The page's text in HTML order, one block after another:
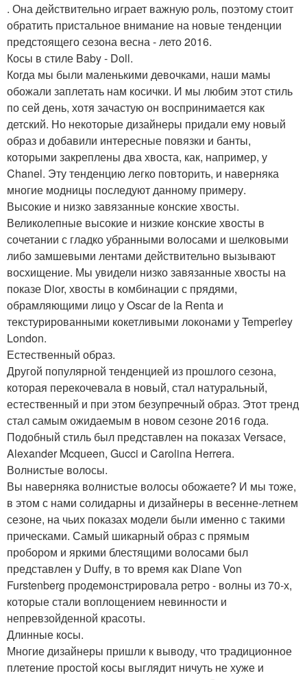
. Она действительно играет важную роль, поэтому стоит
обратить пристальное внимание на новые тенденции
предстоящего сезона весна - лето 2016.
Косы в стиле Baby - Doll.
Когда мы были маленькими девочками, наши мамы
обожали заплетать нам косички. И мы любим этот стиль
по сей день, хотя зачастую он воспринимается как
детский. Но некоторые дизайнеры придали ему новый
образ и добавили интересные повязки и банты,
которыми закреплены два хвоста, как, например, у
Chanel. Эту тенденцию легко повторить, и наверняка
многие модницы последуют данному примеру.
Высокие и низко завязанные конские хвосты.
Великолепные высокие и низкие конские хвосты в
сочетании с гладко убранными волосами и шелковыми
либо замшевыми лентами действительно вызывают
восхищение. Мы увидели низко завязанные хвосты на
показе Dior, хвосты в комбинации с прядями,
обрамляющими лицо у Oscar de la Renta и
текстурированными кокетливыми локонами у Temperley
London.
Естественный образ.
Другой популярной тенденцией из прошлого сезона,
которая перекочевала в новый, стал натуральный,
естественный и при этом безупречный образ. Этот тренд
стал самым ожидаемым в новом сезоне 2016 года.
Подобный стиль был представлен на показах Versace,
Alexander Mcqueen, Gucci и Carolina Herrera.
Волнистые волосы.
Вы наверняка волнистые волосы обожаете? И мы тоже,
в этом с нами солидарны и дизайнеры в весенне-летнем
сезоне, на чьих показах модели были именно с такими
прическами. Самый шикарный образ с прямым
пробором и яркими блестящими волосами был
представлен у Duffy, в то время как Diane Von
Furstenberg продемонстрировала ретро - волны из 70-х,
которые стали воплощением невинности и
непревзойденной красоты.
Длинные косы.
Многие дизайнеры пришли к выводу, что традиционное
плетение простой косы выглядит ничуть не хуже и